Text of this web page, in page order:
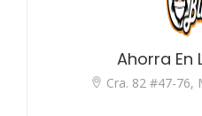
Ahorra En
Cra. 82 #47-76,